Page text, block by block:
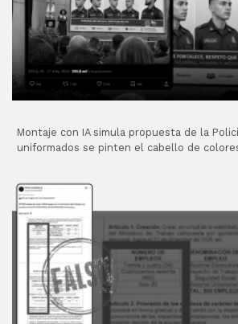
Montaje con IA simula propuesta de la
uniformados se pinten el cabello de